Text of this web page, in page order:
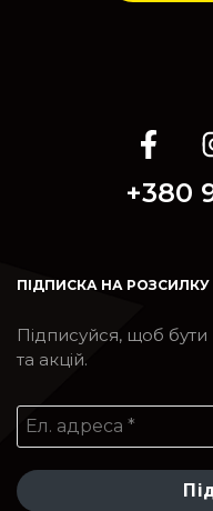
+380
ПІДПИСКА НА РОЗСИЛКУ
Підписуйся, щоб бути
та акцій.